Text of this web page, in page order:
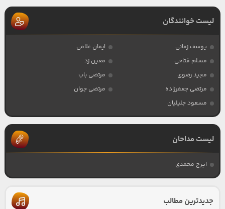
لیست خوانندگان
یوسف زمانی
ایمان غلامی
مسلم فتاحی
معین زد
مجید رضوی
مرتضی باب
مرتضی جعفرزاده
مرتضی جوان
مسعود جلیلیان
لیست مداحان
ایرج محمدی
جدیدترین مطالب